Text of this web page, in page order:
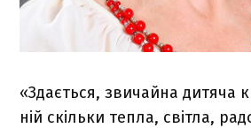
«Здається, звичайна дитяча
ній скільки тепла, світла,